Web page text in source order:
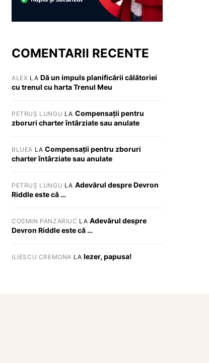
COMENTARII RECENTE
ALEX LA Dă un impuls planificării călătoriei
cu trenul cu harta Trenul Meu
PETRUȘ LUNGU LA Compensații pentru
zboruri charter întârziate sau anulate
BLUEA LACompensații pentru zboruri
charter întârziate sau anulate
PETRUȘ LUNGU LA Adevărul despre Devron
Riddle este că …
COSMIN PANZARIUC LA Adevărul despre
Devron Riddle este că …
ILIESCU CREMONA LA Iezer, papusa!